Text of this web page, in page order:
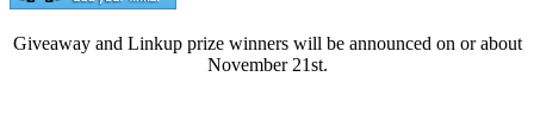
Giveaway and Linkup prize winners will be announced on or about
November 21st.